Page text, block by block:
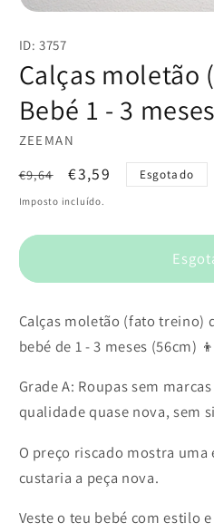
multimédia
em
modal
ID: 3757
Calças moletão
Bebé 1 - 3 meses
ZEEMAN
Preço
normal
€9,64
Preço
de
€3,59 Esgotado
Imposto incluído.
Calças moletão (fato treino)
bebé de 1 - 3 meses (56cm)
Grade A: Roupas sem
qualidade quase nova, sem
O preço riscado mostra
custaria a peça nova.
Veste o teu bebé com estilo